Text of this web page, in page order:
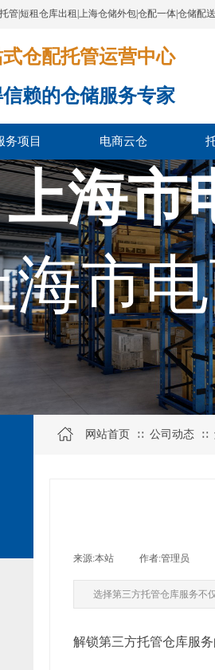
管|短租仓库出租|上海仓储外包|仓配一体|仓储配
仓配托管运营中心​​​​​​​​​​​​​​​​​
赖的仓储服务专家
务项目 电商云仓
上海市
海市
网站首页 ∷ 公司动态 ∷
来源:本站 作者:管理员
选择第三方托管仓库服务不
解锁第三方托管仓库服